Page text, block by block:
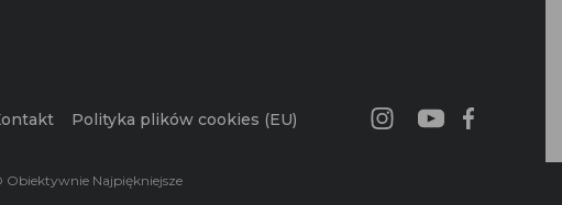
Polityka plików cookies (EU)
Obiektywnie Najpiękniejsze